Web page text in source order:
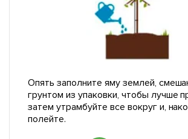
Опять заполните яму землей,
грунтом из упаковки, чтобы лучше
затем утрамбуйте все вокруг и,
полейте.